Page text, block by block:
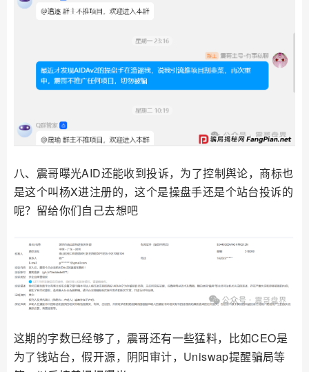
八、震哥曝光AID还能收到投诉，为了控制舆论，商标也
是这个叫杨X进注册的，这个是操盘手还是个站台投诉的
呢？留给你们自己去想吧
这期的字数已经够了，震哥还有一些猛料，比如CEO是
为了钱站台，假开源，阴阳审计，Uniswap提醒骗局等